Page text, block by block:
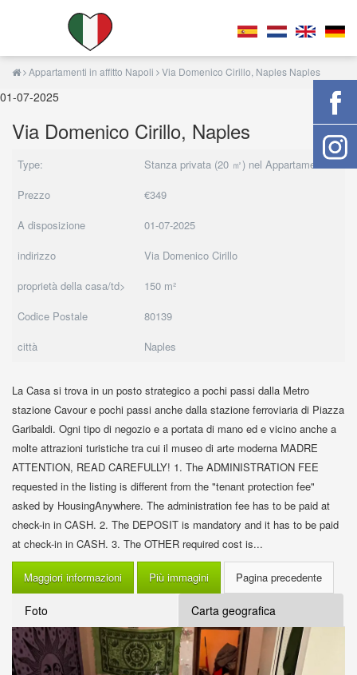
Appartamenti in affitto Napoli Via Domenico Cirillo, Naples Naples
01-07-2025
Via Domenico Cirillo, Naples
Type:
Stanza privata (20 ㎡) nel Appartamenti
Prezzo
€349
A disposizione
01-07-2025
indirizzo
Via Domenico Cirillo
proprietà della casa/td>
150 m²
Codice Postale
80139
città
Naples
La Casa si trova in un posto strategico a pochi passi dalla Metro
stazione Cavour e pochi passi anche dalla stazione ferroviaria di Piazza
Garibaldi. Ogni tipo di negozio e a portata di mano ed e vicino anche a
molte attrazioni turistiche tra cui il museo di arte moderna MADRE
ATTENTION, READ CAREFULLY! 1. The ADMINISTRATION FEE
requested in the listing is different from the "tenant protection fee"
asked by HousingAnywhere. The administration fee has to be paid at
check-in in CASH. 2. The DEPOSIT is mandatory and it has to be paid
at check-in in CASH. 3. The OTHER required cost is...
Maggiori informazioni Più immagini
Foto Carta geografica